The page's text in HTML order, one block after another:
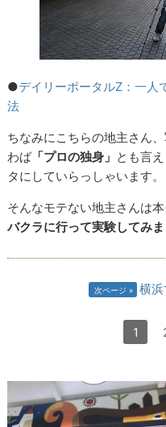
●デイリーポータルZ：一人
法
ちなみにこちらの地主さん
わば「プロの独身」 とも言
タにしていらっしゃいます。
そんなモテない地主さんは
バクラに行って実験してみま
次ページ 横浜
1